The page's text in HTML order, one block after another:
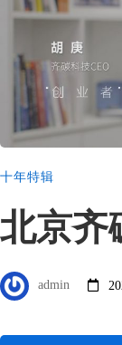
十年特辑
北京齐
admin